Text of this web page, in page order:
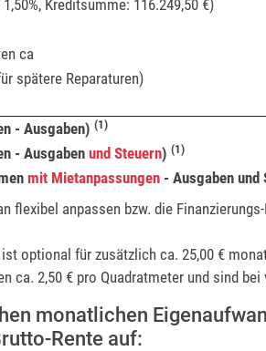
Kreditsumme: 116.249,50 €)
ca
spätere Reparaturen)
- Ausgaben) (1)
- Ausgaben und Steuern) (1)
mit Mietanpassungen - Ausgaben
flexibel anpassen bzw. die
optional für zusätzlich ca. 25,00 €
ca. 2,50 € pro Quadratmeter und sind
monatlichen
Rente auf: